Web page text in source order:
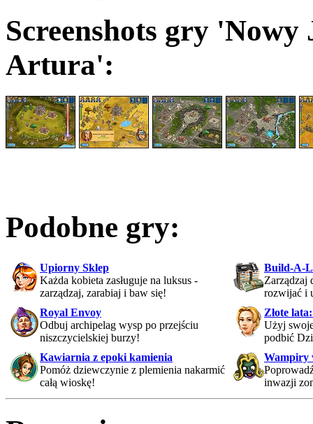
Screenshots gry
Artura':
Podobne gry:
Upiorny Sklep
Każda kobieta zasługuje na luksus -
zarządzaj, zarabiaj i baw się!
Build-A-
Zarządzaj
rozwijać i
Royal Envoy
Odbuj archipelag wysp po przejściu
niszczycielskiej burzy!
Złote
Użyj
podbić
Kawiarnia z epoki kamienia
Pomóż dziewczynie z plemienia nakarmić
całą wioskę!
Wampiry
inwazji